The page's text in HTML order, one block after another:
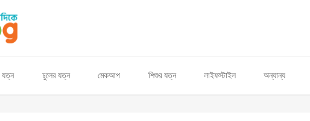
যত্ন চুলের যত্ন মেকআপ শিশুর যত্ন লাইফস্টাইল অন্যান্য